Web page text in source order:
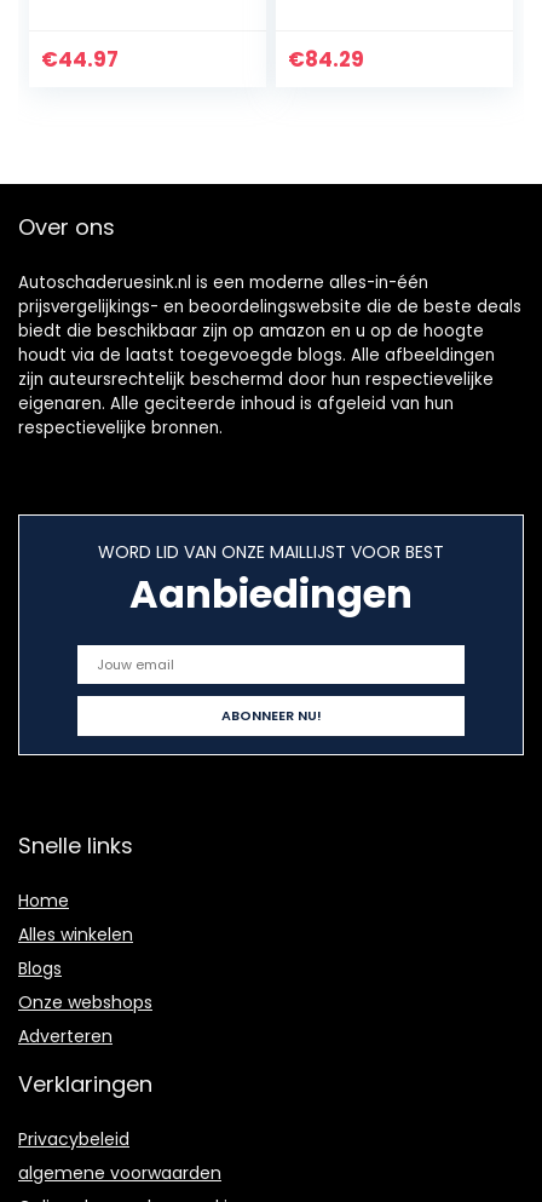
€44.97
optic light engine
€84.29
Over ons
Autoschaderuesink.nl is een moderne alles-in-één
prijsvergelijkings- en beoordelingswebsite die de beste deals
biedt die beschikbaar zijn op amazon en u op de hoogte
houdt via de laatst toegevoegde blogs. Alle afbeeldingen
zijn auteursrechtelijk beschermd door hun respectievelijke
eigenaren. Alle geciteerde inhoud is afgeleid van hun
respectievelijke bronnen.
WORD LID VAN ONZE MAILLIJST VOOR BEST
Aanbiedingen
Snelle links
Home
Alles winkelen
Blogs
Onze webshops
Adverteren
Verklaringen
Privacybeleid
algemene voorwaarden